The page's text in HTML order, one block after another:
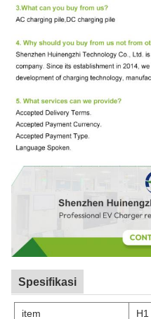
Spesifikasi
item
H1